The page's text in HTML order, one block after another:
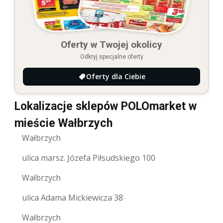
Oferty w Twojej okolicy
Odkryj specjalne oferty
Oferty dla Ciebie
Lokalizacje sklepów POLOmarket w
mieście Wałbrzych
Wałbrzych
ulica marsz. Józefa Piłsudskiego 100
Wałbrzych
ulica Adama Mickiewicza 38
Wałbrzych